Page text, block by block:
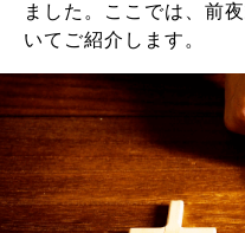
ました。ここでは、前
いてご紹介します。